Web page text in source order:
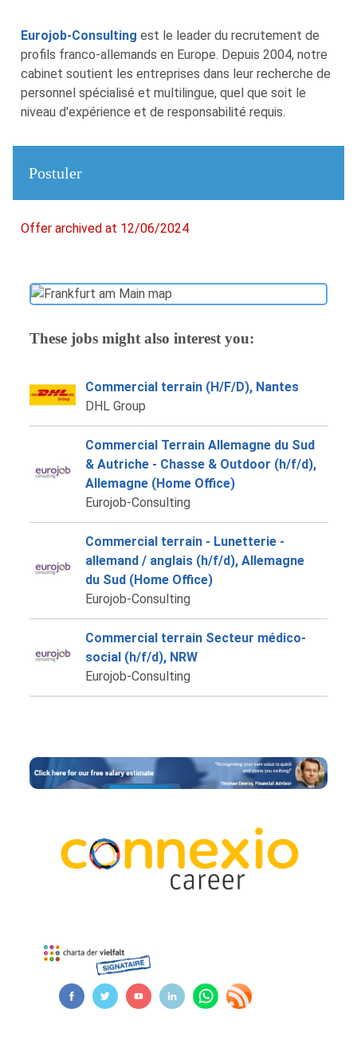
Eurojob-Consulting est le leader du recrutement de
profils franco-allemands en Europe. Depuis 2004, notre
cabinet soutient les entreprises dans leur recherche de
personnel spécialisé et multilingue, quel que soit le
niveau d'expérience et de responsabilité requis.
Postuler
Offer archived at 12/06/2024
These jobs might also interest you:
Commercial terrain (H/F/D), Nantes
DHL Group
Commercial Terrain Allemagne du Sud
& Autriche - Chasse & Outdoor (h/f/d),
Allemagne (Home Office)
Eurojob-Consulting
Commercial terrain - Lunetterie -
allemand / anglais (h/f/d), Allemagne
du Sud (Home Office)
Eurojob-Consulting
Commercial terrain Secteur médico-
social (h/f/d), NRW
Eurojob-Consulting